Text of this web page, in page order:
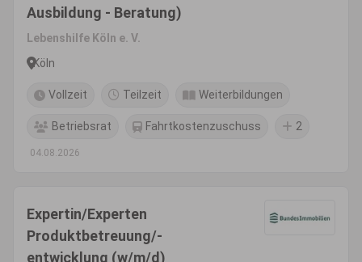
Ausbildung - Beratung)
Lebenshilfe Köln e. V.
Köln
Vollzeit Teilzeit Weiterbildungen
Betriebsrat Fahrtkostenzuschuss 2
04.08.2026
Expertin/Experten
Produktbetreuung/-
entwicklung (w/m/d)